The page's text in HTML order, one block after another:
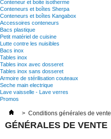
Conteneur et boite isotherme
Conteneurs et boîtes Sherpa
Conteneurs et boîtes Kangabox
Accessoires conteneurs
Bacs plastique
Petit matériel de cuisine
Lutte contre les nuisibles
Bacs inox
Tables inox
Tables inox avec dosseret
Tables inox sans dosseret
Armoire de stérilisation couteaux
Seche main electrique
Lave vaisselle - Lave verres
Promos
> Conditions générales de vente
GÉNÉRALES DE VENTE